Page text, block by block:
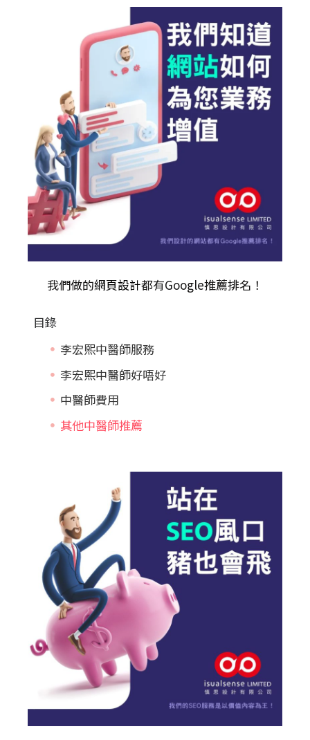
我們做的網頁設計都有Google推薦排名！
目錄
李宏熙中醫師服務
李宏熙中醫師好唔好
中醫師費用
其他中醫師推薦